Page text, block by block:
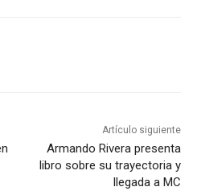
Artículo siguiente
Armando Rivera presenta
libro sobre su trayectoria y
llegada a MC